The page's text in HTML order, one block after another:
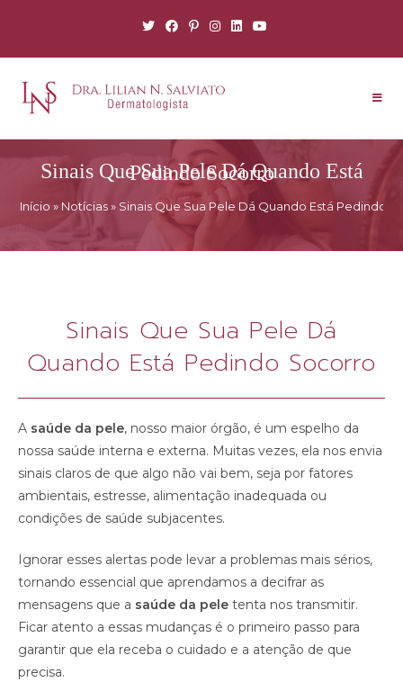
Sinais Que Sua Pele Dá Quando Está Pedindo Socorro
Início » Notícias» Sinais Que Sua Pele Dá Quando Está Pedindo
Sinais Que Sua Pele Dá
Quando Está Pedindo Socorro
A saúde da pele, nosso maior órgão, é um espelho da
nossa saúde interna e externa. Muitas vezes, ela nos envia
sinais claros de que algo não vai bem, seja por fatores
ambientais, estresse, alimentação inadequada ou
condições de saúde subjacentes.
Ignorar esses alertas pode levar a problemas mais sérios,
tornando essencial que aprendamos a decifrar as
mensagens que a saúde da pele tenta nos transmitir.
Ficar atento a essas mudanças é o primeiro passo para
garantir que ela receba o cuidado e a atenção de que
precisa.